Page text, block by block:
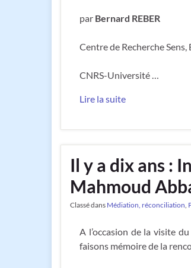
par Bernard REBER
Centre de Recherche Sens,
CNRS-Université …
Lire la suite
Il y a dix ans :
Mahmoud
Classé dans Médiation, réconciliation,
A l’occasion de la visite
faisons mémoire de la